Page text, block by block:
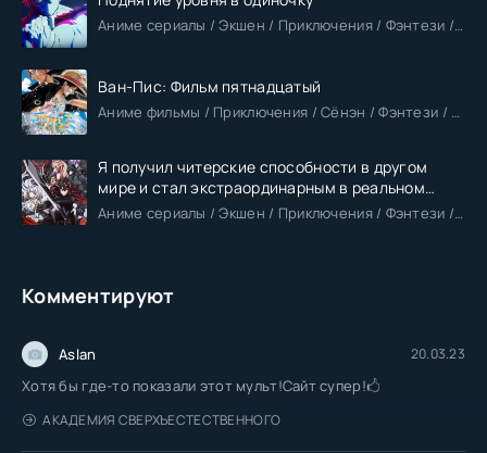
Аниме сериалы / Экшен / Приключения / Фэнтези / Анонсы
Ван-Пис: Фильм пятнадцатый
Аниме фильмы / Приключения / Сёнэн / Фэнтези / Анонсы
Я получил читерские способности в другом
мире и стал экстраординарным в реальном
мире
Аниме сериалы / Экшен / Приключения / Фэнтези / Анонсы
Комментируют
Aslan 20.03.23
Хотя бы где-то показали этот мульт!Сайт супер!🖒
АКАДЕМИЯ СВЕРХЪЕСТЕСТВЕННОГО